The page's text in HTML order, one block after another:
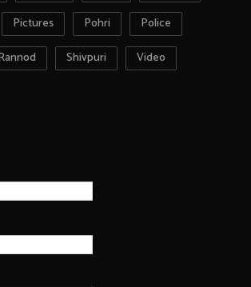
Pictures Pohri
Police
Shivpuri
Video